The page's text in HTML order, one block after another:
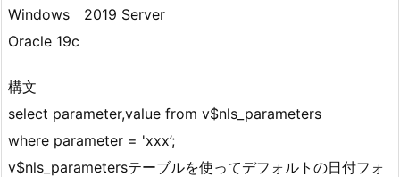
Windows 2019 Server
Oracle 19c
構文
select parameter,value from v$nls_parameters
where parameter = 'xxx’;
v$nls_parametersテーブルを使ってデフォルトの日付フォ